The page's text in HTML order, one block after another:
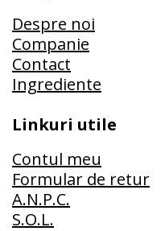
Despre noi
Companie
Contact
Ingrediente
Linkuri utile
Contul meu
Formular de retur
A.N.P.C.
S.O.L.